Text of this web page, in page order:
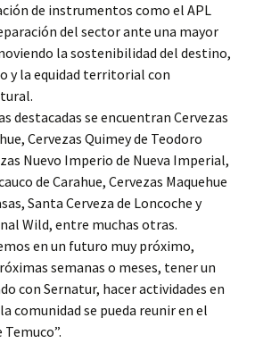
de instrumentos como el APL
del sector ante una mayor
la sostenibilidad del destino,
y la equidad territorial con
destacadas se encuentran Cervezas
Cervezas Quimey de Teodoro
Nuevo Imperio de Nueva Imperial,
de Carahue, Cervezas Maquehue
Santa Cerveza de Loncoche y
Wild, entre muchas otras.
en un futuro muy próximo,
semanas o meses, tener un
con Sernatur, hacer actividades en
comunidad se pueda reunir en el